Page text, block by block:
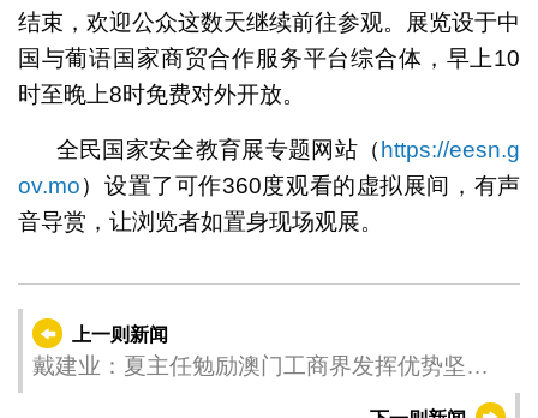
结束，欢迎公众这数天继续前往参观。展览设于中
国与葡语国家商贸合作服务平台综合体，早上10
时至晚上8时免费对外开放。
全民国家安全教育展专题网站（https://eesn.g
ov.mo）设置了可作360度观看的虚拟展间，有声
音导赏，让浏览者如置身现场观展。
上一则新闻
戴建业：夏主任勉励澳门工商界发挥优势坚定